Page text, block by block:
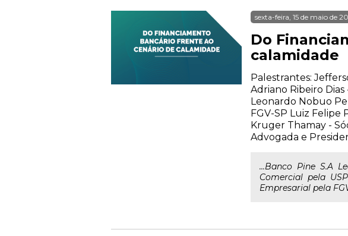
sexta-feira, 15 de maio de
Do
calamidade
Palestrantes:
Adriano Ribeiro
Leonardo Nobuo
FGV-SP Luiz Felipe
Kruger Thamay -
Advogada e
...Banco Pine S.A
Comercial pela
Empresarial pela